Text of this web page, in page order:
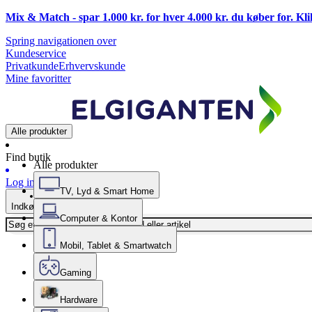
Mix & Match - spar 1.000 kr. for hver 4.000 kr. du køber for.
Spring navigationen over
Kundeservice
PrivatkundeErhvervskunde
Mine favoritter
Alle produkter
Find butik
Log ind
Indkøbskurv
Alle produkter
TV, Lyd & Smart Home
Computer & Kontor
Mobil, Tablet & Smartwatch
Gaming
Hardware